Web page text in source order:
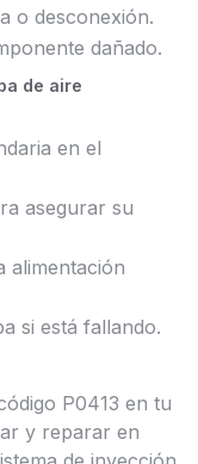
o desconexión.
dañado.
de aire
en el
asegurar su
alimentación
si está fallando.
P0413 en tu
y reparar en